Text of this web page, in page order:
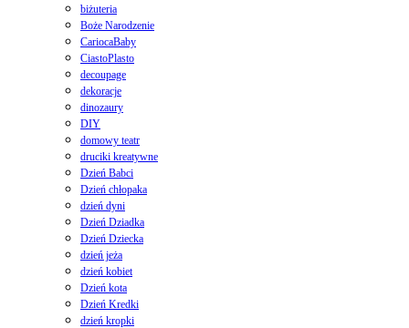
biżuteria
Boże Narodzenie
CariocaBaby
CiastoPlasto
decoupage
dekoracje
dinozaury
DIY
domowy teatr
druciki kreatywne
Dzień Babci
Dzień chłopaka
dzień dyni
Dzień Dziadka
Dzień Dziecka
dzień jeża
dzień kobiet
Dzień kota
Dzień Kredki
dzień kropki